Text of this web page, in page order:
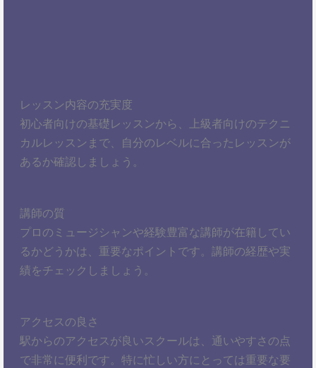
レッスン内容の充実度
初心者向けの基礎レッスンから、上級者向けのテクニ
カルレッスンまで、自分のレベルに合ったレッスンが
あるか確認しましょう。
講師の質
プロのミュージシャンや経験豊富な講師が在籍してい
るかどうかは、重要なポイントです。講師の経歴や実
績をチェックしましょう。
アクセスの良さ
駅からのアクセスが良いスクールは、通いやすさの点
で非常に便利です。特に忙しい方にとっては重要な要